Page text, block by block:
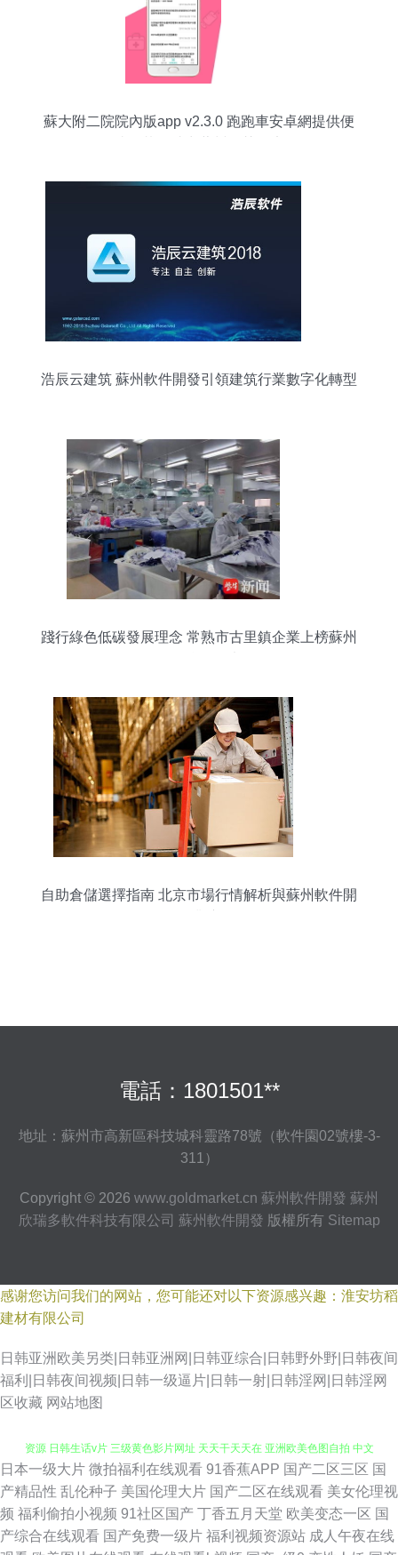
蘇大附二院院內版app v2.3.0 跑跑車安卓網提供便
浩辰云建筑 蘇州軟件開發引領建筑行業數字化轉型
踐行綠色低碳發展理念 常熟市古里鎮企業上榜蘇州
自助倉儲選擇指南 北京市場行情解析與蘇州軟件開
電話：1801501**
地址：蘇州市高新區科技城科靈路78號（軟件園02號樓-3-
311）
Copyright © 2026 www.goldmarket.cn 蘇州軟件開發 蘇州
欣瑞多軟件科技有限公司 蘇州軟件開發 版權所有 Sitemap
感谢您访问我们的网站，您可能还对以下资源感兴趣：淮安坊稻
建材有限公司
日韩亚洲欧美另类|日韩亚洲网|日韩亚综合|日韩野外野|日韩夜间
福利|日韩夜间视频|日韩一级逼片|日韩一射|日韩淫网|日韩淫网
区收藏 网站地图
久草资源色 99TV污黄 欧美AV性 日本男女肏屄视频 日韩岛国无码 日韩色图
资源 日韩生话v片 三级黄色影片网址 天天干天天在 亚洲欧美色图自拍 中文
日本一级大片 微拍福利在线观看 91香蕉APP 国产二区三区 国
产精品性 乱伦种子 美国伦理大片 国产二区在线观看 美女伦理视
频 福利偷拍小视频 91社区国产 丁香五月天堂 欧美变态一区 国
产综合在线观看 国产免费一级片 福利视频资源站 成人午夜在线